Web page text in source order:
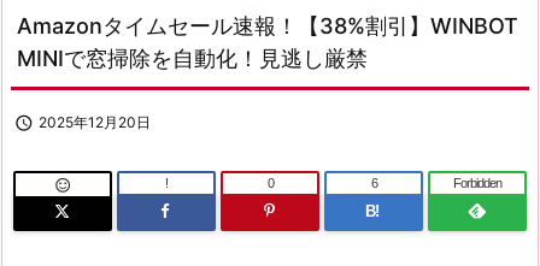
Amazonタイムセール速報！【38%割引】WINBOT
MINIで窓掃除を自動化！見逃し厳禁
 2025年12月20日
 ! 0
B!
6 Forbidden